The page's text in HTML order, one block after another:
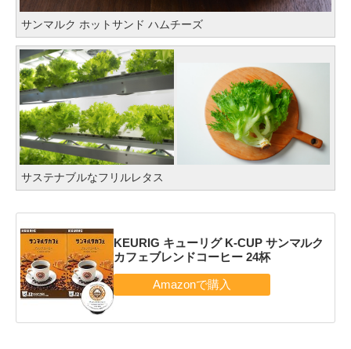
サンマルク ホットサンド ハムチーズ
サステナブルなフリルレタス
KEURIG キューリグ K-CUP サンマルク
カフェブレンドコーヒー 24杯